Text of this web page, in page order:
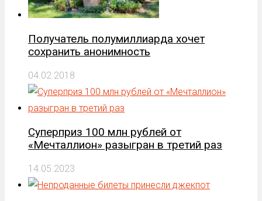
Получатель полумиллиарда хочет
сохранить анонимность
04.02.2018
Суперприз 100 млн рублей от
«Мечталлион» разыгран в третий раз
14.05.2023